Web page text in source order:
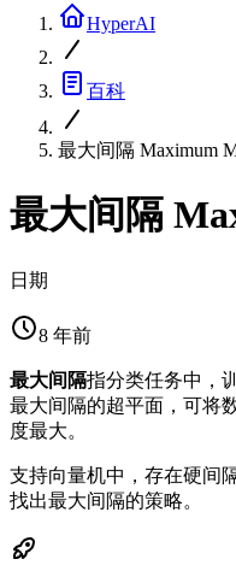
HyperAI
百科
最大间隔 Maximum
最大间隔
日期
8 年前
最大间隔指分类任务中，
最大间隔的超平面，可将
度最大。
支持向量机中，存在硬间
找出最大间隔的策略。